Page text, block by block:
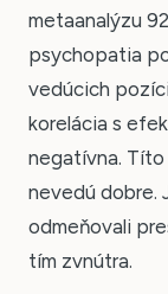
metaanalýzu
psychopatia
vedúcich
korelácia s
negatívna. Títo
nevedú dobre.
odmeňovali
tím zvnútra.